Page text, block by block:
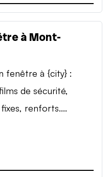
à Mont-
fenêtre à {city} :
de sécurité,
renforts....